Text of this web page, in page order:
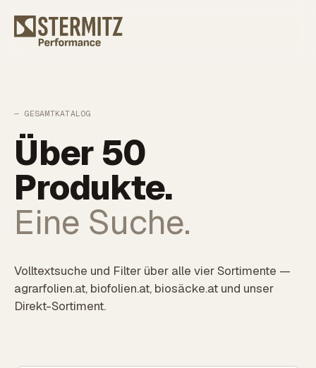
— GESAMTKATALOG
Über 50
Produkte.
Eine Suche.
Volltextsuche und Filter über alle vier Sortimente —
agrarfolien.at, biofolien.at, biosäcke.at und unser
Direkt-Sortiment.